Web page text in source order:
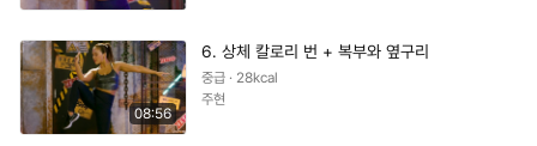
08:56
6. 상체 칼로리 번 + 복부와 옆구리
중급 · 28kcal
주현